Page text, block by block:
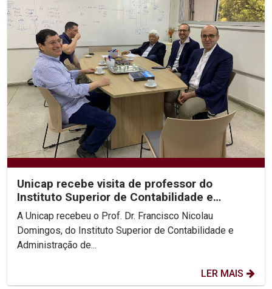
Unicap recebe visita de professor do
Instituto Superior de Contabilidade e
Administração de Lisboa
A Unicap recebeu o Prof. Dr. Francisco Nicolau
Domingos, do Instituto Superior de Contabilidade e
Administração de...
LER MAIS